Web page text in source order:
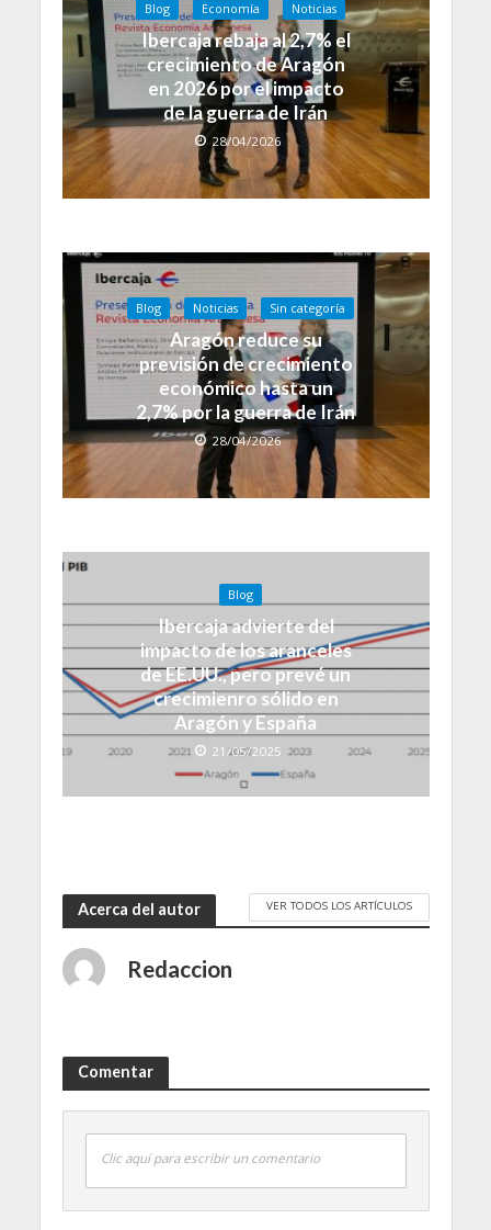
Blog Economía Noticias
Ibercaja rebaja al 2,7% el
crecimiento de Aragón
en 2026 por el impacto
de la guerra de Irán
28/04/2026
Blog Noticias Sin categoría
Aragón reduce su
previsión de crecimiento
económico hasta un
2,7% por la guerra de Irán
28/04/2026
Blog
Ibercaja advierte del
impacto de los aranceles
de EE.UU., pero prevé un
crecimienro sólido en
Aragón y España
21/05/2025
Acerca del autor VER TODOS LOS ARTÍCULOS
Redaccion
Comentar
Clic aquí para escribir un comentario